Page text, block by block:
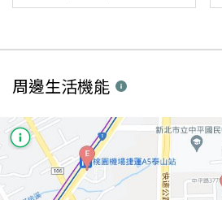
周邊生活機能